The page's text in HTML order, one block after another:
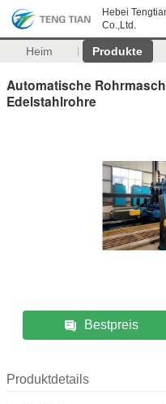
Hebei
Co.,Ltd.
Heim Produkte
Automatische
Edelstahlrohre
Bestpreis
Produktdetails